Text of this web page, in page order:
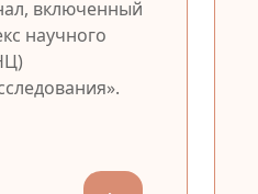
включенный
научного